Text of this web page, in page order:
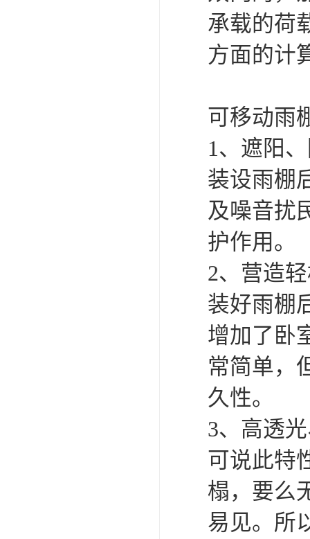
承载的荷
方面的计
可移动雨
1、遮阳
装设雨棚
及噪音扰
护作用。
2、营造
装好雨棚
增加了卧
常简单，
久性。
3、高透
可说此特
榻，要么
易见。所